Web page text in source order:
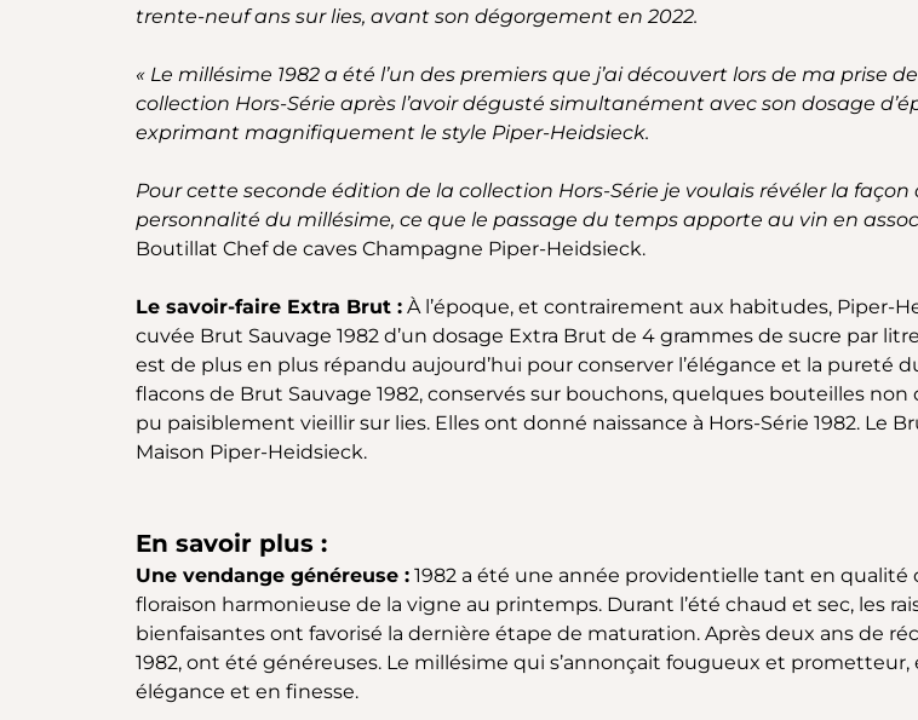
trente-neuf ans sur lies, avant son dégorgement en 2022.
« Le millésime 1982 a été l’un des premiers que j’ai découvert lors de ma prise
collection Hors-Série après l’avoir dégusté simultanément avec son dosage
exprimant magnifiquement le style Piper-Heidsieck.
Pour cette seconde édition de la collection Hors-Série je voulais révéler la
personnalité du millésime, ce que le passage du temps apporte au vin en
Boutillat Chef de caves Champagne Piper-Heidsieck.
Le savoir-faire Extra Brut : À l’époque, et contrairement aux habitudes, Piper-
cuvée Brut Sauvage 1982 d’un dosage Extra Brut de 4 grammes de sucre par
est de plus en plus répandu aujourd’hui pour conserver l’élégance et la pureté
flacons de Brut Sauvage 1982, conservés sur bouchons, quelques bouteilles
pu paisiblement vieillir sur lies. Elles ont donné naissance à Hors-Série 1982. Le
Maison Piper-Heidsieck.
En savoir plus :
Une vendange généreuse : 1982 a été une année providentielle tant en
floraison harmonieuse de la vigne au printemps. Durant l’été chaud et sec, les
bienfaisantes ont favorisé la dernière étape de maturation. Après deux ans de
1982, ont été généreuses. Le millésime qui s’annonçait fougueux et
élégance et en finesse.